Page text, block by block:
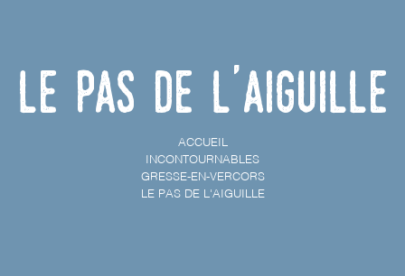
Le Pas de l'Aiguille
ACCUEIL
INCONTOURNABLES
GRESSE-EN-VERCORS
LE PAS DE L'AIGUILLE